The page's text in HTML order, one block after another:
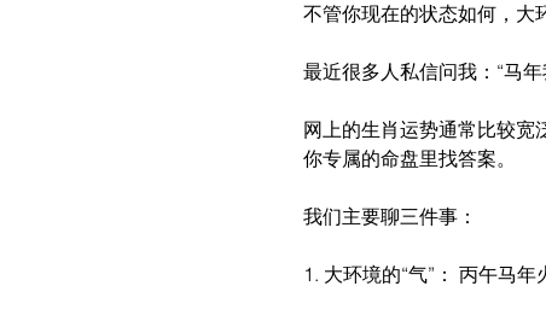
不管你现在的状态如何，大
最近很多人私信问我：“马
网上的生肖运势通常比较宽
你专属的命盘里找答案。
我们主要聊三件事：
1. 大环境的“气”： 丙午马